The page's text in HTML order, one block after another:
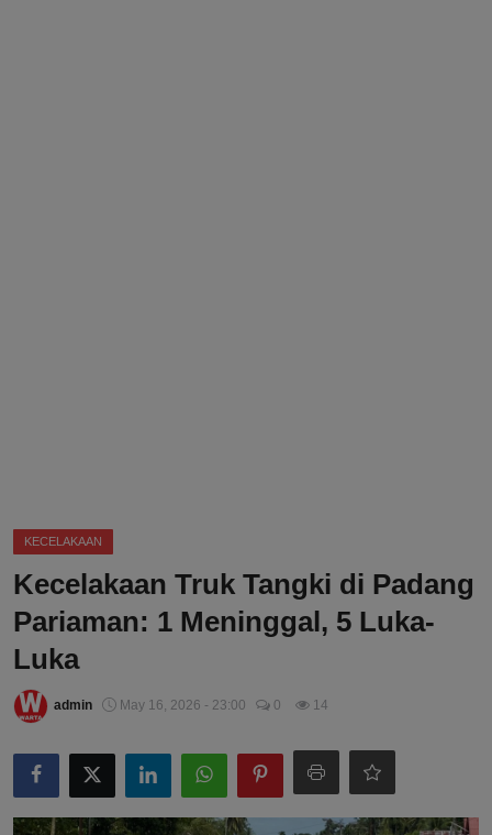
KECELAKAAN
Kecelakaan Truk Tangki di Padang
Pariaman: 1 Meninggal, 5 Luka-
Luka
admin May 16, 2026 - 23:00 0 14